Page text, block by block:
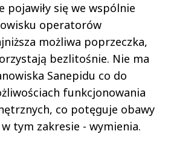
pojawiły się we wspólnie
operatorów
możliwa poprzeczka,
bezlitośnie. Nie ma
Sanepidu co do
funkcjonowania
co potęguje obawy
tym zakresie - wymienia.